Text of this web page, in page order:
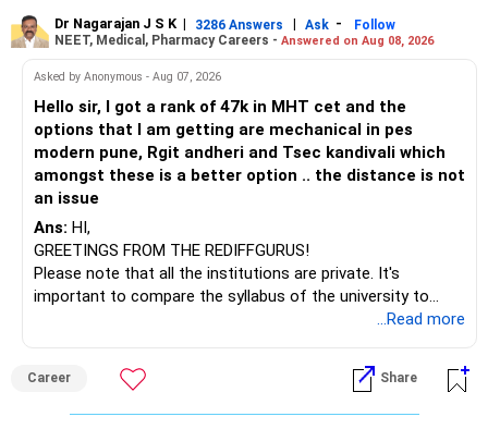
to enhance your job prospects.
BEST WISHES.
Dr Nagarajan J S K | 3286 Answers | Ask -
Follow
NEET, Medical, Pharmacy Careers - Answered on Aug 08, 2026
Asked by Anonymous - Aug 07, 2026
Hello sir, I got a rank of 47k in MHT cet and the
options that I am getting are mechanical in pes
modern pune, Rgit andheri and Tsec kandivali which
amongst these is a better option .. the distance is not
an issue
Ans: HI,
GREETINGS FROM THE REDIFFGURUS!
Please note that all the institutions are private. It's
important to compare the syllabus of the university to
which the institution is affiliated. Typically, the university's
institution's name. Start by reviewing the syllabus, then look
at the faculty (especially the turnover rate) and the
infrastructure, like the mechanical labs, which are crucial.
...Read more
Career Share